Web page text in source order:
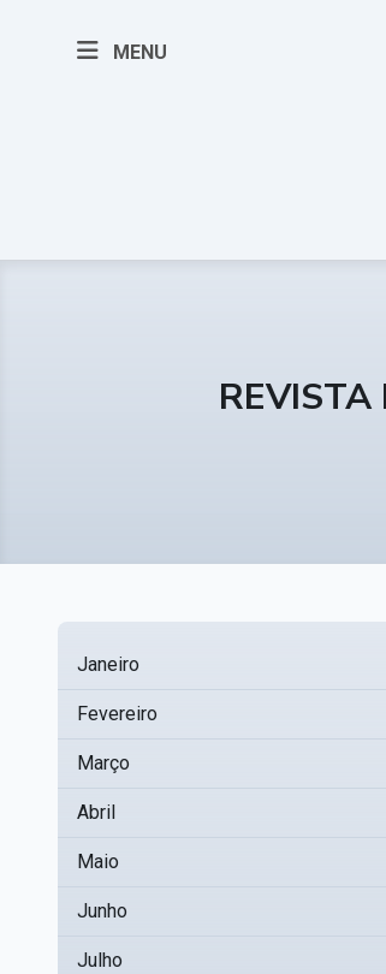
MENU
Janeiro
Fevereiro
Março
Abril
Maio
Junho
Julho